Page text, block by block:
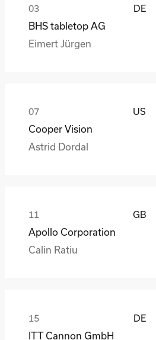
DE
BHS tabletop AG
Eimert Jürgen
US
Cooper Vision
Astrid Dordal
GB
Apollo Corporation
Calin Ratiu
DE
ITT Cannon GmbH